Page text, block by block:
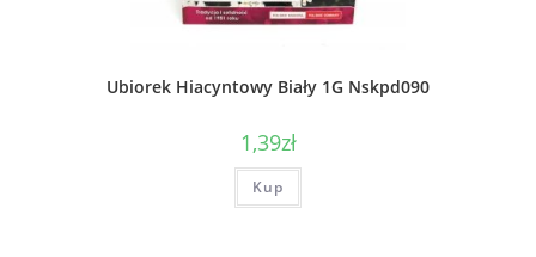
Ubiorek Hiacyntowy Biały 1G Nskpd090
1,39zł
Kup